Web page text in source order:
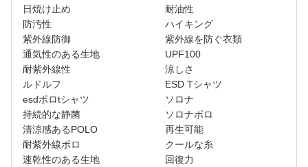
日焼け止め
耐油性
防汚性
ハイキング
紫外線防御
紫外線を防ぐ衣類
通気性のある生地
UPF100
耐紫外線性
涼しさ
ルドルフ
ESD Tシャツ
esdポロtシャツ
ソロナ
持続的な静菌
ソロナポロ
清涼感あるPOLO
再生可能
耐紫外線ポロ
クールな糸
速乾性のある生地
回復力